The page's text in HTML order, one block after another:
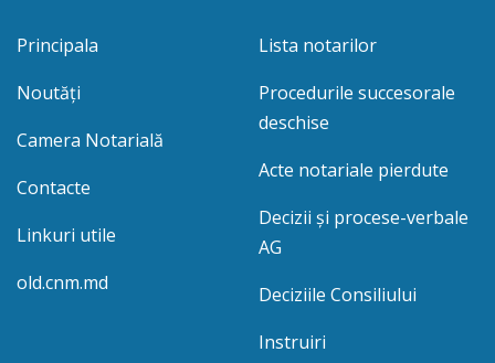
Principala
Noutăți
Camera Notarială
Contacte
Linkuri utile
old.cnm.md
Lista notarilor
Procedurile succesorale
deschise
Acte notariale pierdute
Decizii și procese-verbale
AG
Deciziile Consiliului
Instruiri